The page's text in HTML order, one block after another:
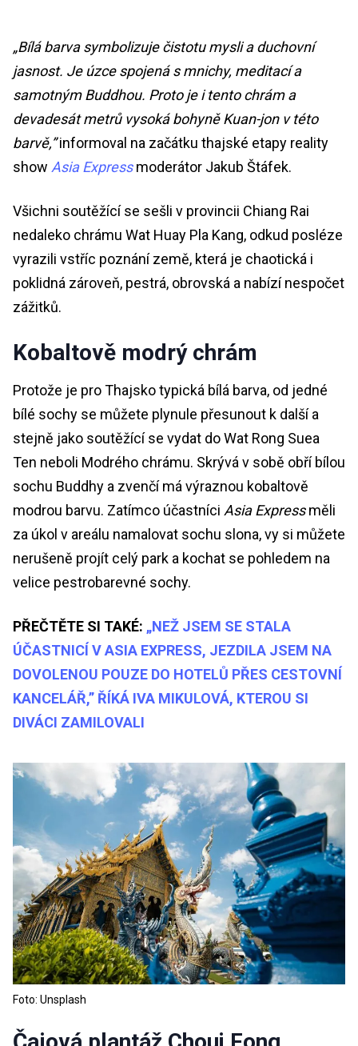
„Bílá barva symbolizuje čistotu mysli a duchovní
jasnost. Je úzce spojená s mnichy, meditací a
samotným Buddhou. Proto je i tento chrám a
devadesát metrů vysoká bohyně Kuan-jon v této
barvě,”informoval na začátku thajské etapy reality
show Asia Expressmoderátor Jakub Štáfek.
Všichni soutěžící se sešli v provincii Chiang Rai
nedaleko chrámu Wat Huay Pla Kang, odkud posléze
vyrazili vstříc poznání země, která je chaotická i
poklidná zároveň, pestrá, obrovská a nabízí nespočet
zážitků.
Kobaltově modrý chrám
Protože je pro Thajsko typická bílá barva, od jedné
bílé sochy se můžete plynule přesunout k další a
stejně jako soutěžící se vydat do Wat Rong Suea
Ten neboli Modrého chrámu. Skrývá v sobě obří bílou
sochu Buddhy a zvenčí má výraznou kobaltově
modrou barvu. Zatímco účastníci Asia Expressměli
za úkol v areálu namalovat sochu slona, vy si můžete
nerušeně projít celý park a kochat se pohledem na
velice pestrobarevné sochy.
PŘEČTĚTE SI TAKÉ: „NEŽ JSEM SE STALA
ÚČASTNICÍ V ASIA EXPRESS, JEZDILA JSEM NA
DOVOLENOU POUZE DO HOTELŮ PŘES CESTOVNÍ
KANCELÁŘ,” ŘÍKÁ IVA MIKULOVÁ, KTEROU SI
DIVÁCI ZAMILOVALI
Foto: Unsplash